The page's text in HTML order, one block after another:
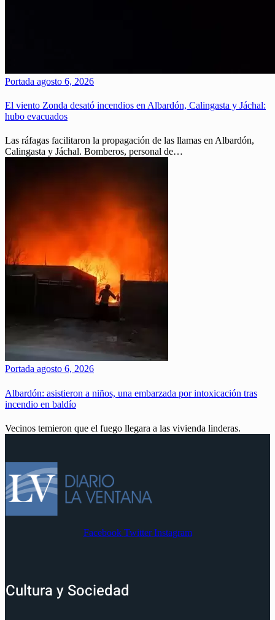
Portada agosto 6, 2026
El viento Zonda desató incendios en Albardón, Calingasta y Jáchal:
hubo evacuados
Las ráfagas facilitaron la propagación de las llamas en Albardón,
Calingasta y Jáchal. Bomberos, personal de…
Portada agosto 6, 2026
Albardón: asistieron a niños, una embarzada por intoxicación tras
incendio en baldío
Vecinos temieron que el fuego llegara a las vivienda linderas.
Facebook Twitter Instagram
Cultura y Sociedad